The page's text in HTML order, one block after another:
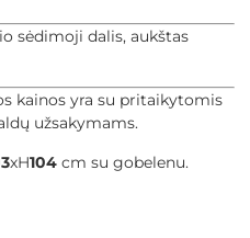
sėdimoji dalis, aukštas
kainos yra su pritaikytomis
užsakymams.
xH104 cm su gobelenu.